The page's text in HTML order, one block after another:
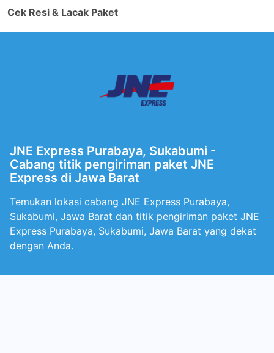
Cek Resi & Lacak Paket
JNE Express Purabaya, Sukabumi -
Cabang titik pengiriman paket JNE
Express di Jawa Barat
Temukan lokasi cabang JNE Express Purabaya,
Sukabumi, Jawa Barat dan titik pengiriman paket JNE
Express Purabaya, Sukabumi, Jawa Barat yang dekat
dengan Anda.